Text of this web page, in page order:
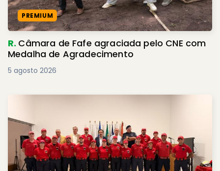
PREMIUM
R. Câmara de Fafe agraciada pelo CNE com
Medalha de Agradecimento
5 agosto 2026